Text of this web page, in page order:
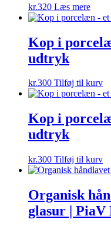
kr.320 Læs mere
Kop i
udtryk
kr.300 Tilføj til kurv
Kop i
udtryk
kr.300 Tilføj til kurv
Organisk
glasur |